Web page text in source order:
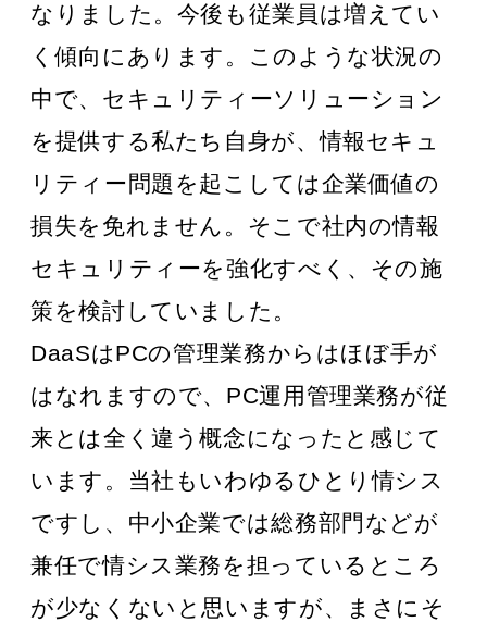
なりました。今後も従業員は増えてい
く傾向にあります。このような状況の
中で、セキュリティーソリューション
を提供する私たち自身が、情報セキュ
リティー問題を起こしては企業価値の
損失を免れません。そこで社内の情報
セキュリティーを強化すべく、その施
策を検討していました。
DaaSはPCの管理業務からはほぼ手が
はなれますので、PC運用管理業務が従
来とは全く違う概念になったと感じて
います。当社もいわゆるひとり情シス
ですし、中小企業では総務部門などが
兼任で情シス業務を担っているところ
が少なくないと思いますが、まさにそ